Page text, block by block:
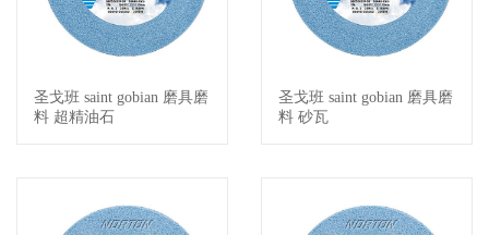
查看详情
圣戈班 saint gobian 磨具磨
料 超精油石
查看详情
圣戈班 saint gobian 磨具磨
料 砂瓦